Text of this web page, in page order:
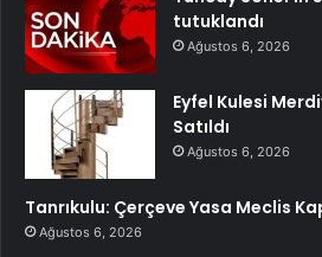
tutuklandı
Ağustos 6, 2026
Eyfel Kulesi
Satıldı
Ağustos 6, 2026
Tanrıkulu: Çerçeve Yasa Meclis
Ağustos 6, 2026